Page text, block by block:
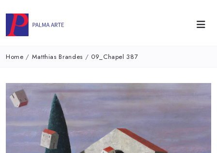
Home / Matthias Brandes / 09_Chapel 387